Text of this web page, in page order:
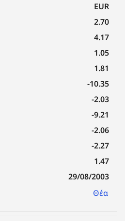
EUR
2.70
4.17
1.05
1.81
-10.35
-2.03
-9.21
-2.06
-2.27
1.47
29/08/2003
Θέα